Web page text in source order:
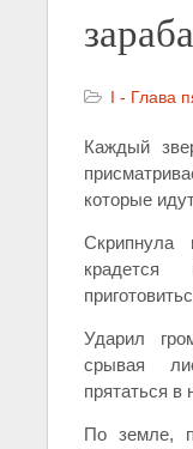
I - Глава
Каждый
которые
Ударил
срывая
прятаться в
По земле,